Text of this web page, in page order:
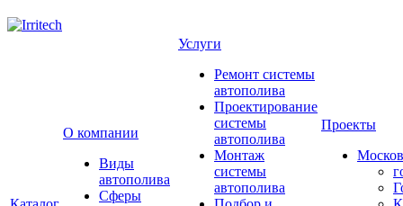
О компании
Виды
автополива
Сферы
Услуги
Ремонт системы
автополива
Проектирование
системы
автополива
Монтаж
системы
автополива
Проекты